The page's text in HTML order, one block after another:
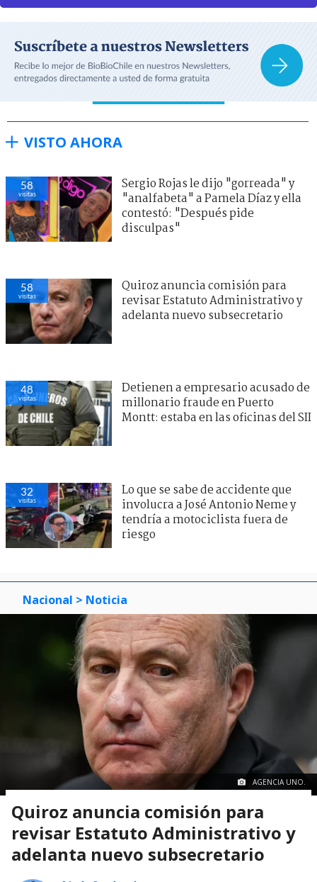
VISTO AHORA
58
visitas
Sergio Rojas le dijo "gorreada" y
"analfabeta" a Pamela Díaz y ella
contestó: "Después pide
disculpas"
58
visitas
Quiroz anuncia comisión para
revisar Estatuto Administrativo y
adelanta nuevo subsecretario
48
visitas
Detienen a empresario acusado de
millonario fraude en Puerto
Montt: estaba en las oficinas del SII
32
visitas
Lo que se sabe de accidente que
involucra a José Antonio Neme y
tendría a motociclista fuera de
riesgo
Nacional > Noticia
AGENCIA UNO.
Quiroz anuncia comisión para
revisar Estatuto Administrativo y
adelanta nuevo subsecretario